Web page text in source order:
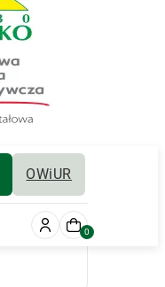
OWiUR
0